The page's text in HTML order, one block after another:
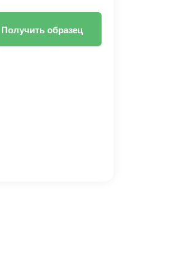
Получить образец